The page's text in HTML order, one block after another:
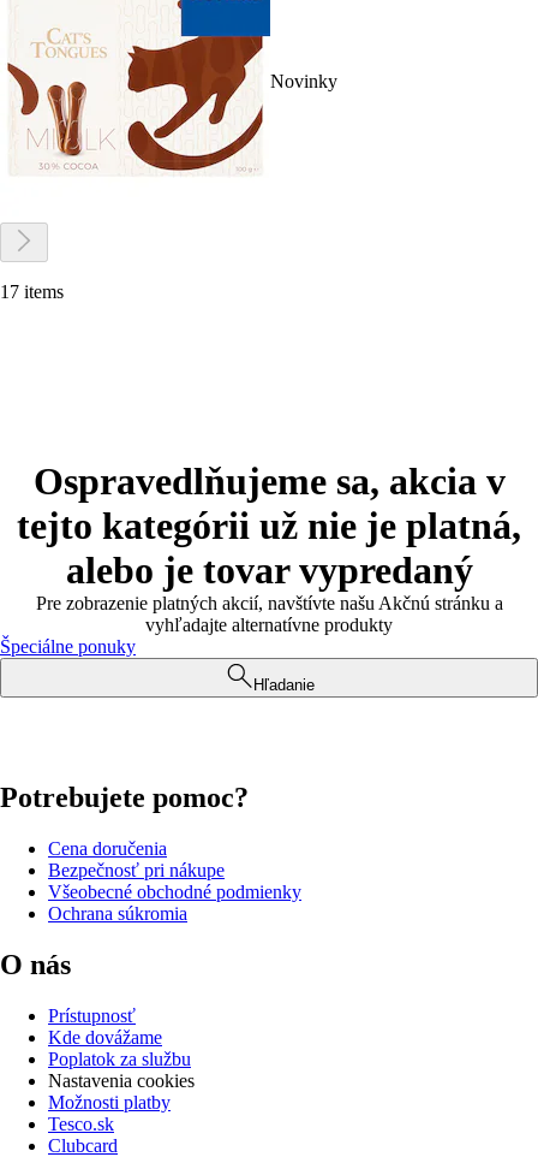
Novinky
17 items
Ospravedlňujeme sa, akcia v
tejto kategórii už nie je platná,
alebo je tovar vypredaný
Pre zobrazenie platných akcií, navštívte našu Akčnú stránku a
vyhľadajte alternatívne produkty
Špeciálne ponuky
Hľadanie
Potrebujete pomoc?
Cena doručenia
Bezpečnosť pri nákupe
Všeobecné obchodné podmienky
Ochrana súkromia
O nás
Prístupnosť
Kde dovážame
Poplatok za službu
Nastavenia cookies
Možnosti platby
Tesco.sk
Clubcard